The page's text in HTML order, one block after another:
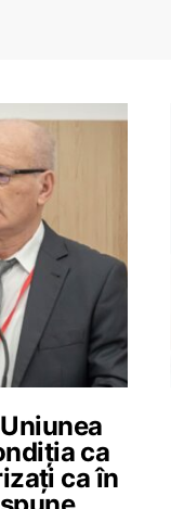
ca
ca în